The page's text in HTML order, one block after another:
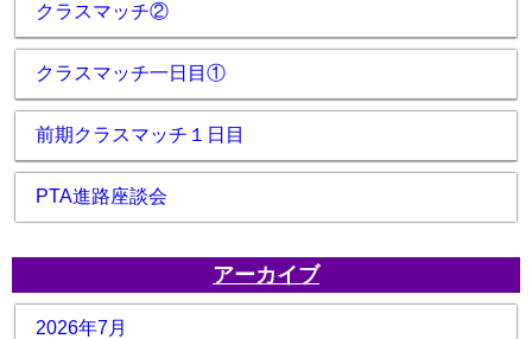
クラスマッチ②
クラスマッチ一日目①
前期クラスマッチ１日目
PTA進路座談会
アーカイブ
2026年7月